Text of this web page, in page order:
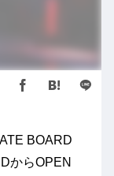
BOARD
からOPEN